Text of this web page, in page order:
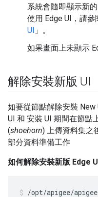
系統會隨即顯示新
使用 Edge UI，請參
UI 」。
如果畫面上未顯示
解除安裝新版 UI
如要從節點解除安裝
UI 和 安裝 UI 期間在節點
(shoehorn) 上傳資料集之
部分資料準備工作
如何解除安裝新版 Edge
/opt/apigee/